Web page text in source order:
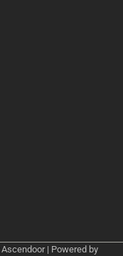
Ascendoor| Powered by